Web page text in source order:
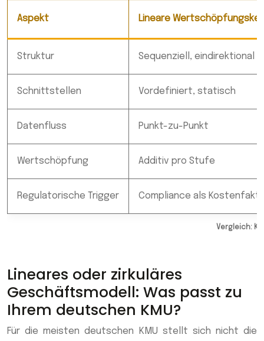
Vergleich:
Aspekt Lineare
Struktur Sequenziell, eindirektional
Schnittstellen Vordefiniert, statisch
Datenfluss Punkt-zu-Punkt
Wertschöpfung Additiv pro Stufe
Regulatorische Trigger Compliance als
Lineares oder zirkuläres
Geschäftsmodell: Was passt zu
Ihrem deutschen KMU?
Für die meisten deutschen KMU stellt sich nicht die